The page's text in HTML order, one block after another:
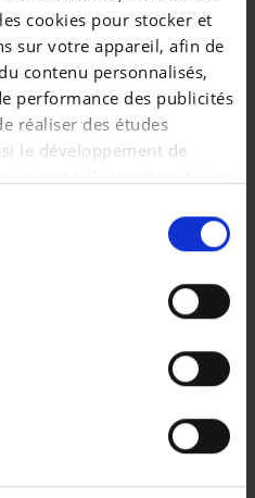
cookies pour stocker et
sur votre appareil, afin de
contenu personnalisés,
performance des publicités
réaliser des études
le développement de
quant à l'utilisation de vos
à tout moment en
aux cookies ou en
sur votre localisation
être précises à plusieurs
en l'analysant